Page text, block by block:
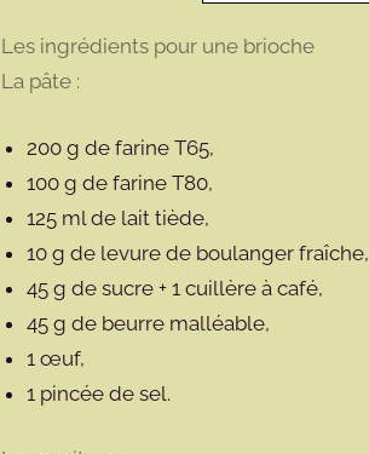
Les ingrédients pour une brioche
La pâte :
200 g de farine T65,
100 g de farine T80,
125 ml de lait tiède,
10 g de levure de boulanger fraîche,
45 g de sucre + 1 cuillère à café,
45 g de beurre malléable,
1 œuf,
1 pincée de sel.